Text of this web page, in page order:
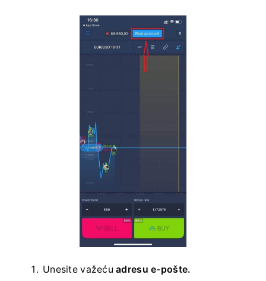
Unesite važećuadresu e-pošte.